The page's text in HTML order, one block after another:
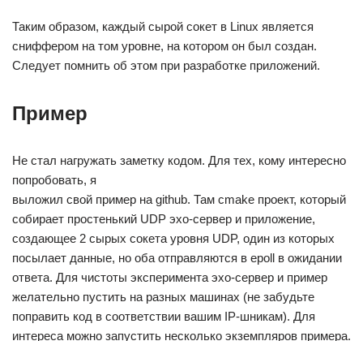
Таким образом, каждый сырой сокет в Linux является
сниффером на том уровне, на котором он был создан.
Следует помнить об этом при разработке приложений.
Пример
Не стал нагружать заметку кодом. Для тех, кому интересно
попробовать, я
выложил свой пример на github. Там cmake проект, который
собирает простенький UDP эхо-сервер и приложение,
создающее 2 сырых сокета уровня UDP, один из которых
посылает данные, но оба отправляются в epoll в ожидании
ответа. Для чистоты эксперимента эхо-сервер и пример
желательно пустить на разных машинах (не забудьте
поправить код в соответствии вашим IP-шникам). Для
интереса можно запустить несколько экземпляров примера.